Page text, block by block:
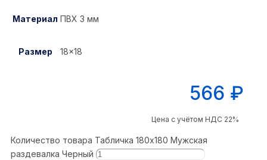
Материал ПВХ 3 мм
Размер 18×18
566 ₽
Цена с учётом НДС 22%
Количество товара Табличка 180x180 Мужская
раздевалка Черный